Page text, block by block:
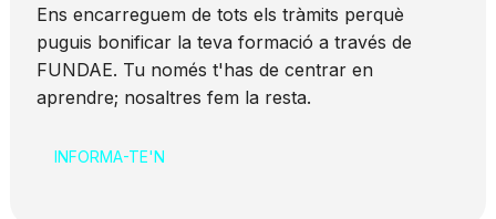
Ens encarreguem de tots els tràmits perquè
puguis bonificar la teva formació a través de
FUNDAE. Tu només t'has de centrar en
aprendre; nosaltres fem la resta.
INFORMA-TE'N